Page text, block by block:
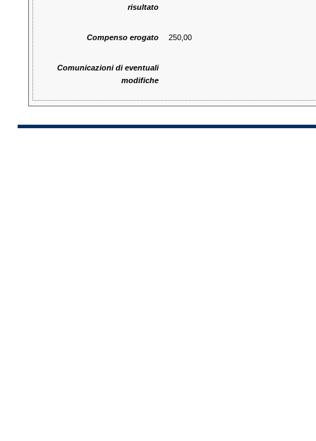
risultato
Compenso erogato 250,00
Comunicazioni di eventuali
modifiche